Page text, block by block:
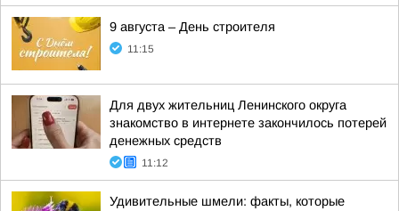
9 августа – День строителя
11:15
Для двух жительниц Ленинского округа
знакомство в интернете закончилось потерей
денежных средств
11:12
Удивительные шмели: факты, которые